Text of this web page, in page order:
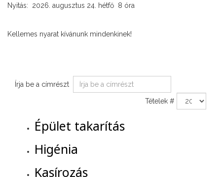
Nyitás: 2026. augusztus 24. hétfő 8 óra
Kellemes nyarat kívánunk mindenkinek!
Írja be a címrészt
Tételek #
Épület takarítás
Higénia
Kasírozás